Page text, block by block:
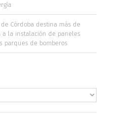
Córdoba destina más de
a la instalación de paneles
parques de bomberos